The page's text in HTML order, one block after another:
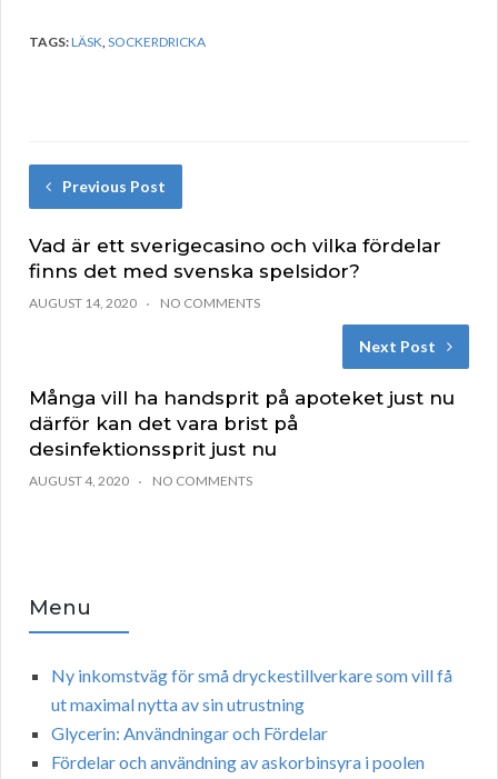
TAGS:LÄSK,SOCKERDRICKA
Previous Post
Vad är ett sverigecasino och vilka fördelar
finns det med svenska spelsidor?
AUGUST 14, 2020 NO COMMENTS
Next Post
Många vill ha handsprit på apoteket just nu
därför kan det vara brist på
desinfektionssprit just nu
AUGUST 4, 2020 NO COMMENTS
Menu
Ny inkomstväg för små dryckestillverkare som vill få
ut maximal nytta av sin utrustning
Glycerin: Användningar och Fördelar
Fördelar och användning av askorbinsyra i poolen